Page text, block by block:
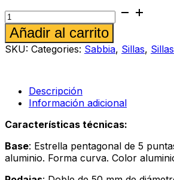
Silla
operativa
Sabbia
286
al
Añadir al carrito
SKU: Categories: Sabbia, Sillas,
Descripción
Información adicional
Características técnicas:
Base: Estrella pentagonal de 5
aluminio. Forma curva. Color